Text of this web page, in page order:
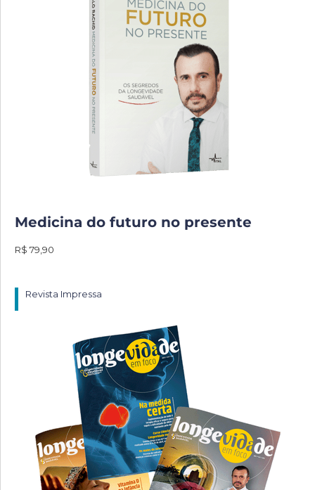
Medicina do futuro no presente
R$ 79,90
Revista Impressa